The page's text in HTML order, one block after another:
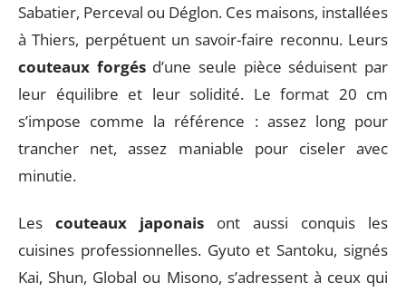
Sabatier, Perceval ou Déglon. Ces maisons, installées
à Thiers, perpétuent un savoir-faire reconnu. Leurs
couteaux forgésd’une seule pièce séduisent par
leur équilibre et leur solidité. Le format 20 cm
s’impose comme la référence : assez long pour
trancher net, assez maniable pour ciseler avec
minutie.
Les couteaux japonais ont aussi conquis les
cuisines professionnelles. Gyuto et Santoku, signés
Kai, Shun, Global ou Misono, s’adressent à ceux qui